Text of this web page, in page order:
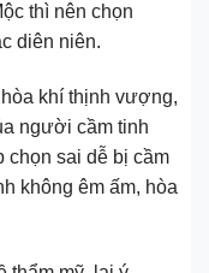
thì nên chọn
diên niên.
khí thịnh vượng,
người cầm tinh
chọn sai dễ bị cầm
không êm ấm, hòa